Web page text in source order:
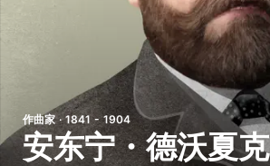
作曲家 · 1841 - 1904
安东宁・德沃夏克